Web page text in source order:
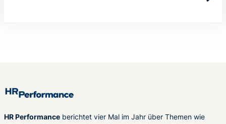
HR Performance berichtet vier Mal im Jahr über Themen wie